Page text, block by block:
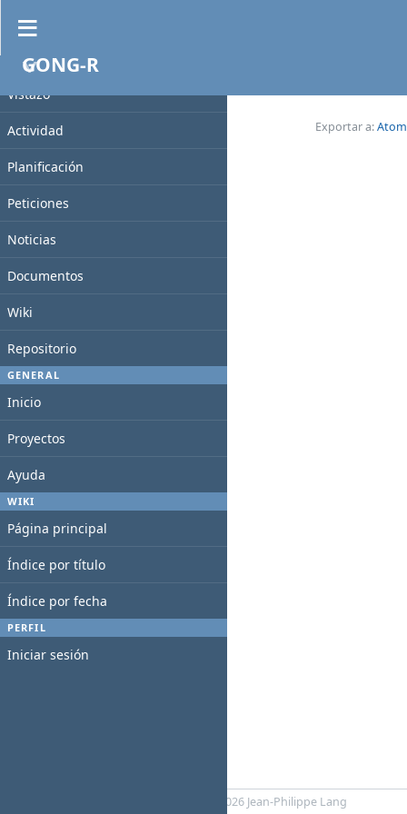
PROYECTO
Vistazo
Actividad
Planificación
Peticiones
Noticias
Documentos
Wiki
Repositorio
GENERAL
Inicio
Proyectos
Ayuda
WIKI
Página principal
Índice por título
Índice por fecha
PERFIL
Iniciar sesión
GONG-R
Índice por título
Actividad
Descripción de entornos
Exportar a:Atom
© 2006-2026 Jean-Philippe Lang